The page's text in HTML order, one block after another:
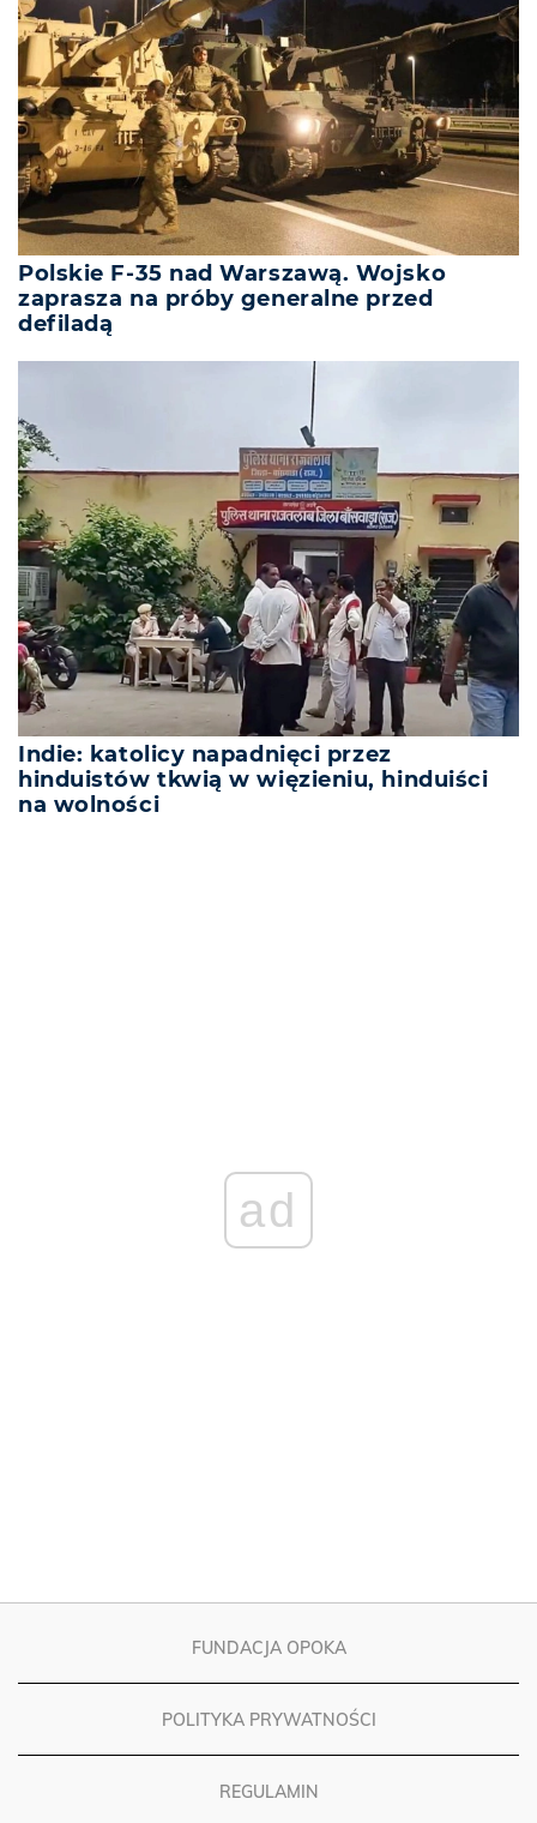
Polskie F-35 nad Warszawą. Wojsko
zaprasza na próby generalne przed
defiladą
Indie: katolicy napadnięci przez
hinduistów tkwią w więzieniu, hinduiści
na wolności
FUNDACJA OPOKA
POLITYKA PRYWATNOŚCI
REGULAMIN